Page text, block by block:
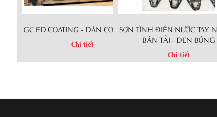
GC ED COATING - DÀN COIL LẠNH
Chi tiết
SƠN TĨNH ĐIỆN NƯỚC TAY
BÁN TẢI - ĐEN BÓNG
Chi tiết